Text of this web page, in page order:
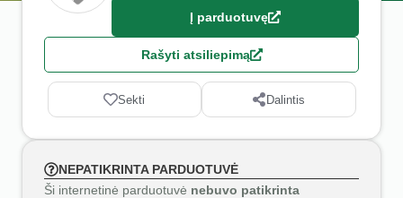
Į parduotuvę
Rašyti atsiliepimą
Sekti Dalintis
NEPATIKRINTA PARDUOTUVĖ
Ši internetinė parduotuvė nebuvo patikrinta